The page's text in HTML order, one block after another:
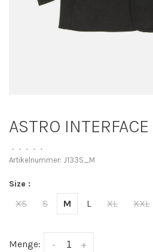
ASTRO INTERFACE
• • • • •
Artikelnummer: J133S_M
Size :
XS S M L XL XXL
Menge: +
-